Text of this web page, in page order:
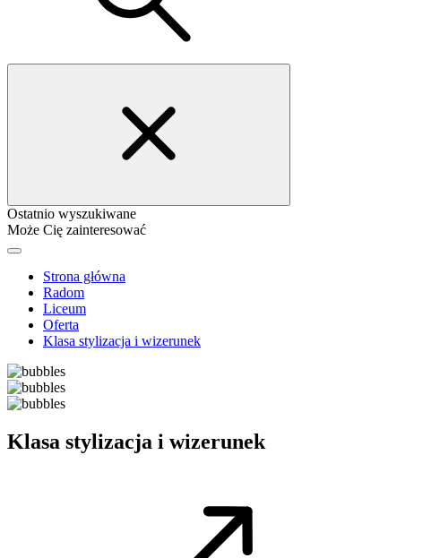
Ostatnio wyszukiwane
Może Cię zainteresować
Strona główna
Radom
Liceum
Oferta
Klasa stylizacja i wizerunek
Klasa stylizacja i wizerunek